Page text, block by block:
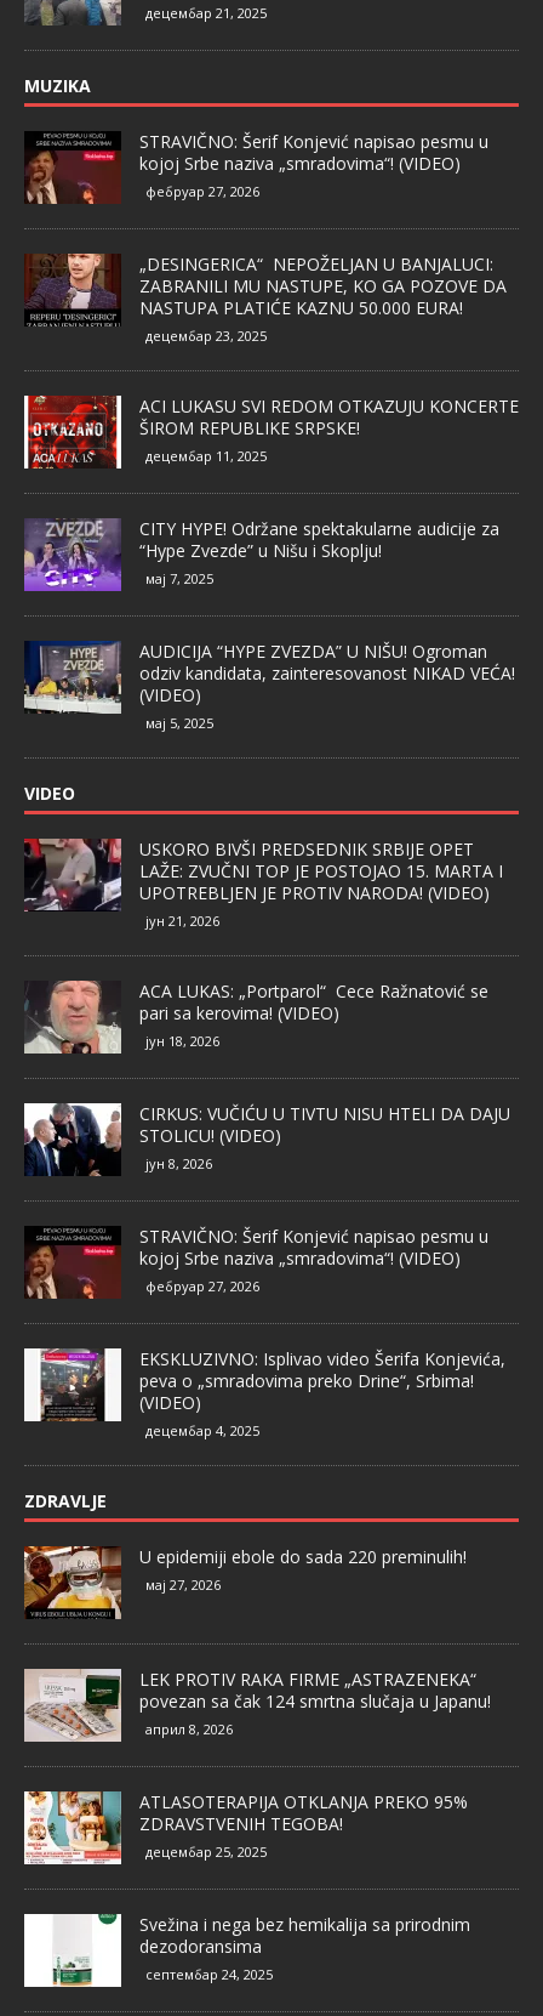
децембар 21, 2025
MUZIKA
STRAVIČNO: Šerif Konjević napisao pesmu u
kojoj Srbe naziva „smradovima“! (VIDEO)
фебруар 27, 2026
„DESINGERICA“ NEPOŽELJAN U BANJALUCI:
ZABRANILI MU NASTUPE, KO GA POZOVE DA
NASTUPA PLATIĆE KAZNU 50.000 EURA!
децембар 23, 2025
ACI LUKASU SVI REDOM OTKAZUJU KONCERTE
ŠIROM REPUBLIKE SRPSKE!
децембар 11, 2025
CITY HYPE! Održane spektakularne audicije za
“Hype Zvezde” u Nišu i Skoplju!
мај 7, 2025
AUDICIJA “HYPE ZVEZDA” U NIŠU! Ogroman
odziv kandidata, zainteresovanost NIKAD VEĆA!
(VIDEO)
мај 5, 2025
VIDEO
USKORO BIVŠI PREDSEDNIK SRBIJE OPET
LAŽE: ZVUČNI TOP JE POSTOJAO 15. MARTA I
UPOTREBLJEN JE PROTIV NARODA! (VIDEO)
јун 21, 2026
ACA LUKAS: „Portparol“ Cece Ražnatović se
pari sa kerovima! (VIDEO)
јун 18, 2026
CIRKUS: VUČIĆU U TIVTU NISU HTELI DA DAJU
STOLICU! (VIDEO)
јун 8, 2026
STRAVIČNO: Šerif Konjević napisao pesmu u
kojoj Srbe naziva „smradovima“! (VIDEO)
фебруар 27, 2026
EKSKLUZIVNO: Isplivao video Šerifa Konjevića,
peva o „smradovima preko Drine“, Srbima!
(VIDEO)
децембар 4, 2025
ZDRAVLJE
U epidemiji ebole do sada 220 preminulih!
мај 27, 2026
LEK PROTIV RAKA FIRME „ASTRAZENEKA“
povezan sa čak 124 smrtna slučaja u Japanu!
април 8, 2026
ATLASOTERAPIJA OTKLANJA PREKO 95%
ZDRAVSTVENIH TEGOBA!
децембар 25, 2025
Svežina i nega bez hemikalija sa prirodnim
dezodoransima
септембар 24, 2025